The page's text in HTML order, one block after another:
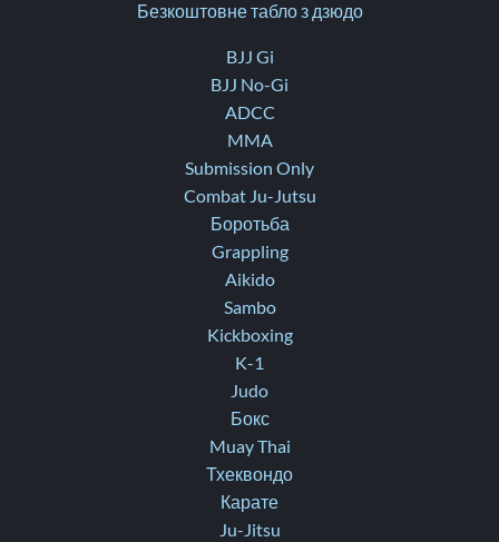
Безкоштовне табло з дзюдо
BJJ Gi
BJJ No-Gi
ADCC
MMA
Submission Only
Combat Ju-Jutsu
Боротьба
Grappling
Aikido
Sambo
Kickboxing
K-1
Judo
Бокс
Muay Thai
Тхеквондо
Карате
Ju-Jitsu